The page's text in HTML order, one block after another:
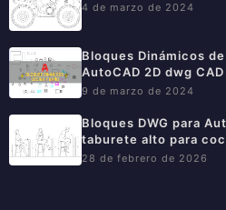
4 de marzo de 2024
Bloques Dinámicos
AutoCAD 2D dwg
9 de marzo de 2024
Bloques DWG para
taburete alto para
28 de febrero de 2026